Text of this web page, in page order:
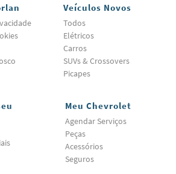
Veículos Novos
Todos
Elétricos
Carros
SUVs & Crossovers
Picapes
Meu Chevrolet
Agendar Serviços
Peças
Acessórios
Seguros